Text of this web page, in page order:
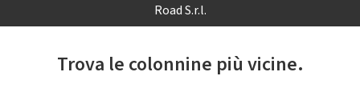
Road S.r.l.
Trova le colonnine più vicine.